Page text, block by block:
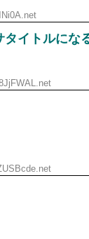
イトルにな